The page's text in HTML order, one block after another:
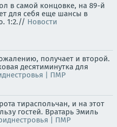
в самой концовке, на 89-й
для себя еще шансы в
1:2.// Новости
получает и второй.
десятиминутка для
| ПМР
тираспольчан, и на этот
гостей. Вратарь Эмиль
| ПМР